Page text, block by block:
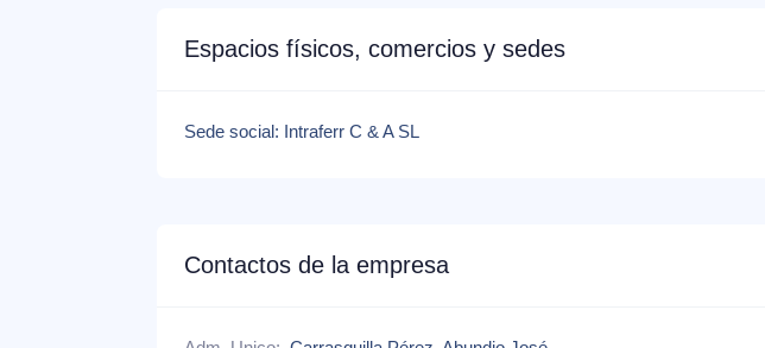
Espacios físicos, comercios y sedes
Sede social: Intraferr C & A SL
Contactos de la empresa